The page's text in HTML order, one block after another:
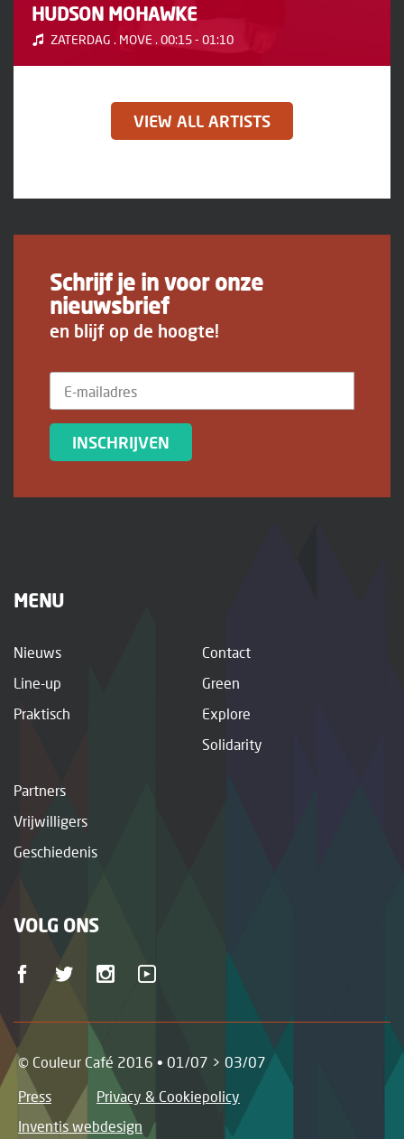
HUDSON MOHAWKE
ZATERDAG . MOVE . 00:15 - 01:10
VIEW ALL ARTISTS
Schrijf je in voor onze
nieuwsbrief
en blijf op de hoogte!
INSCHRIJVEN
MENU
Nieuws
Line-up
Praktisch
Contact
Green
Explore
Solidarity
Partners
Vrijwilligers
Geschiedenis
VOLG ONS
© Couleur Café 2016 • 01/07 > 03/07
Press
Privacy & Cookiepolicy
Inventis webdesign